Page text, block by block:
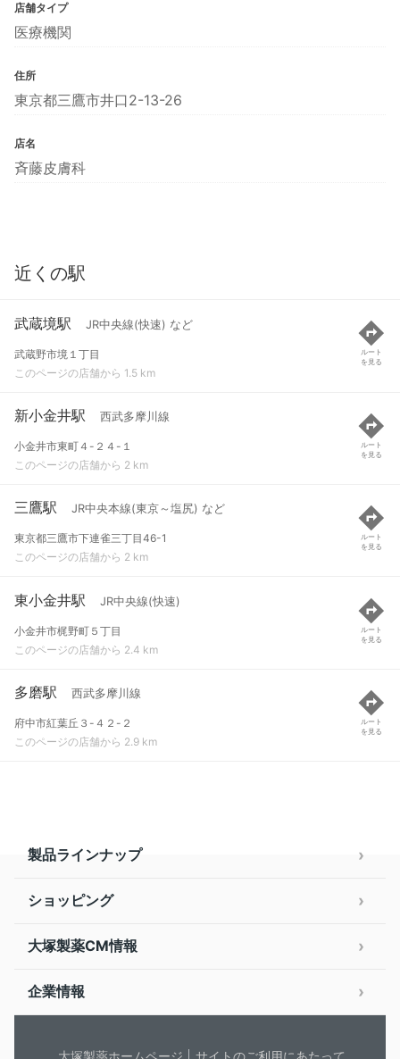
店舗タイプ
医療機関
住所
東京都三鷹市井口2-13-26
店名
斉藤皮膚科
近くの駅
武蔵境駅 JR中央線(快速) など
武蔵野市境１丁目
このページの店舗から 1.5 km
ルート
を見る
新小金井駅 西武多摩川線
小金井市東町４-２４-１
このページの店舗から 2 km
ルート
を見る
三鷹駅 JR中央本線(東京～塩尻) など
東京都三鷹市下連雀三丁目46-1
このページの店舗から 2 km
ルート
を見る
東小金井駅 JR中央線(快速)
小金井市梶野町５丁目
このページの店舗から 2.4 km
ルート
を見る
多磨駅 西武多摩川線
府中市紅葉丘３-４２-２
このページの店舗から 2.9 km
ルート
を見る
製品ラインナップ
ショッピング
大塚製薬CM情報
企業情報